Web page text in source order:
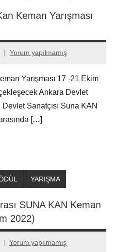
Keman Yarışması
Yorum yapılmamış
Yarışması 17 -21 Ekim
Ankara Devlet
Sanatçısı Suna KAN
[…]
YARIŞMA
SUNA KAN Keman
2022)
Yorum yapılmamış